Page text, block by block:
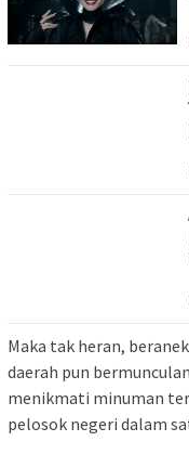
Maka tak heran,
daerah pun
menikmati minuman
pelosok negeri dalam